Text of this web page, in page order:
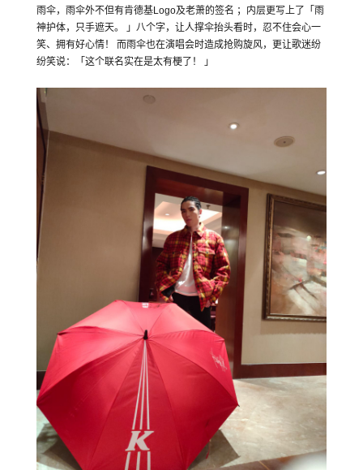
雨伞，雨伞外不但有肯德基Logo及老萧的签名 ；内层更写上了「雨
神护体，只手遮天。 」八个字，让人撑伞抬头看时，忍不住会心一
笑、拥有好心情！ 而雨伞也在演唱会时造成抢购旋风，更让歌迷纷
纷笑说：「这个联名实在是太有梗了！ 」